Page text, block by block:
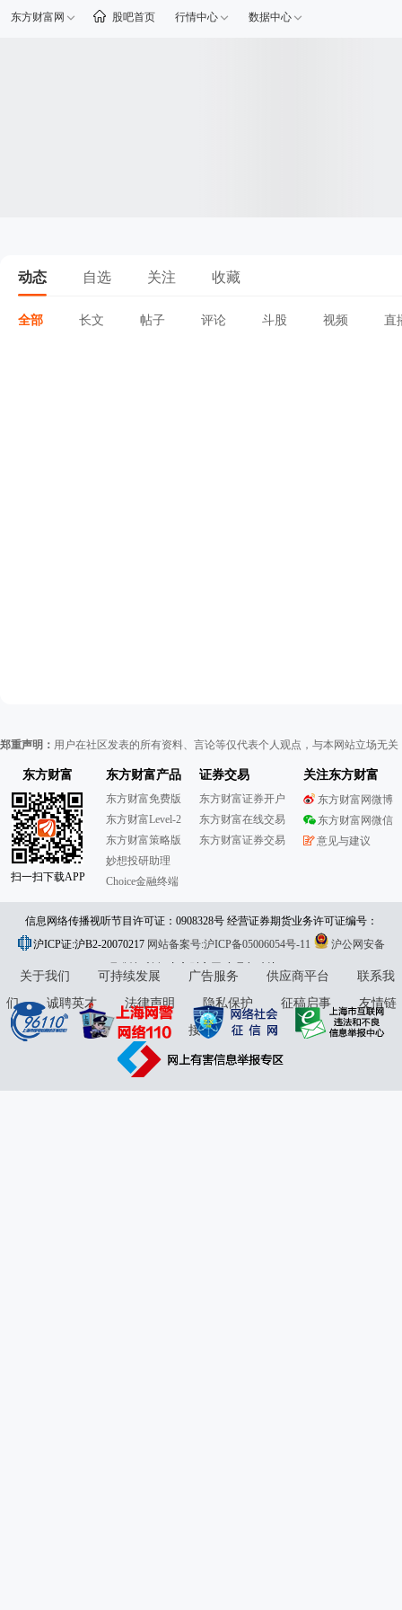
东方财富网 股吧首页 行情中心 数据中心
动态 自选 关注 收藏
全部 长文 帖子 评论 斗股 视频 直
郑重声明： 用户在社区发表的所有资料、言论等仅代表个人观点，与本网站立场无
东方财富
扫一扫下载APP
东方财富产品
东方财富免费版
东方财富Level-2
东方财富策略版
妙想投研助理
Choice金融终端
证券交易
东方财富证券开户
东方财富在线交易
东方财富证券交易
关注东方财富
东方财富网微博
东方财富网微信
意见与建议
信息网络传播视听节目许可证：0908328号 经营证券期货业务许可证编号：
913101046312860336 违法和不良信息举报:021-61278686 举报邮箱：
jubao@eastmoney.com
沪ICP证:沪B2-20070217 网站备案号:沪ICP备05006054号-11
沪公网安备
31010402000120号版权所有:东方财富网意见与建议:4000300059/952500
关于我们 可持续发展 广告服务 供应商平台
联系我
们
诚聘英才 法律声明 隐私保护 征稿启事
友情链
接